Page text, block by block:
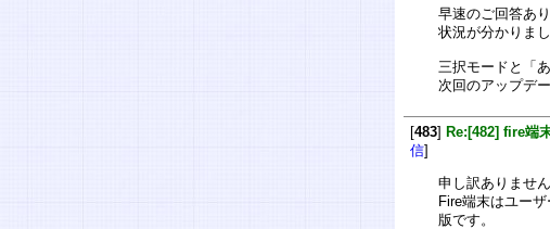
早速のご回答あ
状況が分かりまし
三択モードと「
次回のアップデ
[483] Re:[482] fire端
信]
申し訳ありません
Fire端末はユー
版です。